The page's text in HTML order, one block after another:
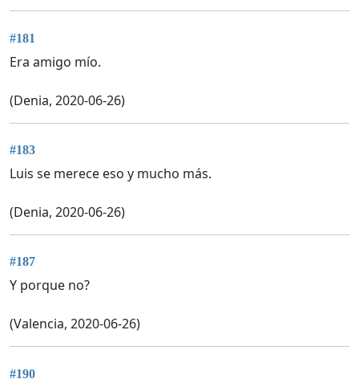
#181
Era amigo mío.
(Denia, 2020-06-26)
#183
Luis se merece eso y mucho más.
(Denia, 2020-06-26)
#187
Y porque no?
(Valencia, 2020-06-26)
#190